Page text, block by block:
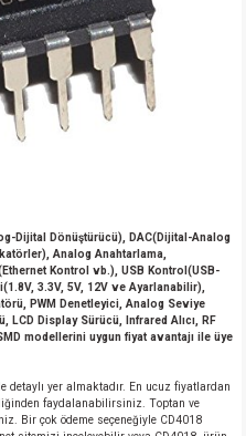
Dijital Dönüştürücü), DAC(Dijital-Analog
Analog Anahtarlama,
Kontrol vb.), USB Kontrol(USB-
3.3V, 5V, 12V ve Ayarlanabilir),
PWM Denetleyici, Analog Seviye
LCD Display Sürücü, Infrared Alıcı, RF
modellerini uygun fiyat avantajı ile üye
detaylı yer almaktadır. En ucuz fiyatlardan
faydalanabilirsiniz. Toptan ve
Bir çok ödeme seçeneğiyle CD4018